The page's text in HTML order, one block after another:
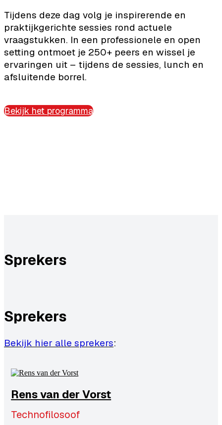
Tijdens deze dag volg je inspirerende en
praktijkgerichte sessies rond actuele
vraagstukken. In een professionele en open
setting ontmoet je 250+ peers en wissel je
ervaringen uit – tijdens de sessies, lunch en
afsluitende borrel.
Bekijk het programma
Sprekers
Sprekers
Bekijk hier alle sprekers:
Rens van der Vorst
Technofilosoof